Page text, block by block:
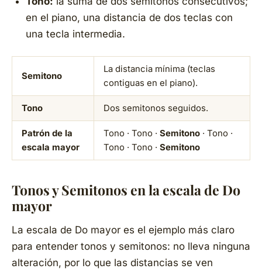
en el piano, una distancia de dos teclas con
una tecla intermedia.
Semitono
La distancia mínima (teclas
contiguas en el piano).
Tono Dos semitonos seguidos.
Patrón de la
escala mayor
Tono · Tono · Semitono · Tono ·
Tono · Tono · Semitono
Tonos y Semitonos en la escala de Do
mayor
La escala de Do mayor es el ejemplo más claro
para entender tonos y semitonos: no lleva ninguna
alteración, por lo que las distancias se ven